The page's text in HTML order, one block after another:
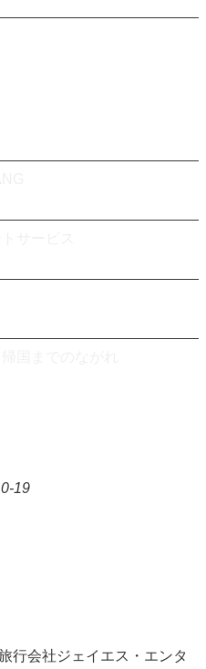
19
行会社ジェイエス・エンタ